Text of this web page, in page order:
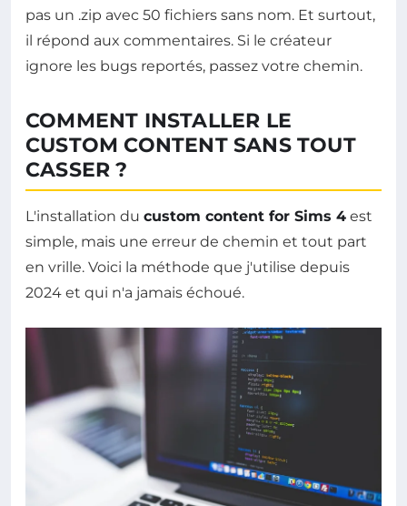
pas un .zip avec 50 fichiers sans nom. Et surtout,
il répond aux commentaires. Si le créateur
ignore les bugs reportés, passez votre chemin.
COMMENT INSTALLER LE
CUSTOM CONTENT SANS TOUT
CASSER ?
L'installation du custom content for Sims 4 est
simple, mais une erreur de chemin et tout part
en vrille. Voici la méthode que j'utilise depuis
2024 et qui n'a jamais échoué.